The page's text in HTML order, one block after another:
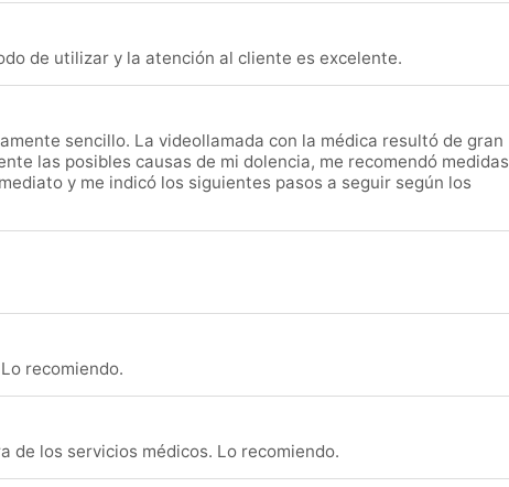
de utilizar y la atención al cliente es excelente.
sencillo. La videollamada con la médica resultó de gran
las posibles causas de mi dolencia, me recomendó medidas
y me indicó los siguientes pasos a seguir según los
recomiendo.
de los servicios médicos. Lo recomiendo.